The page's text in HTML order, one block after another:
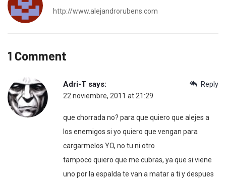
http://www.alejandrorubens.com
1 Comment
Reply
Adri-T says:
22 noviembre, 2011 at 21:29
que chorrada no? para que quiero que alejes a
los enemigos si yo quiero que vengan para
cargarmelos YO, no tu ni otro
tampoco quiero que me cubras, ya que si viene
uno por la espalda te van a matar a ti y despues